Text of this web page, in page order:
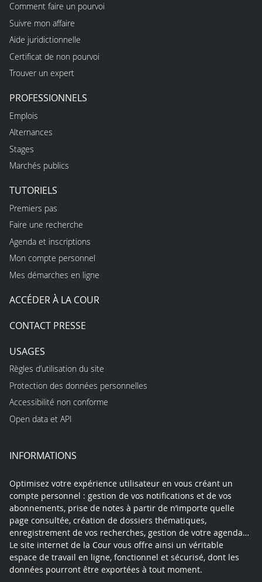
Comment faire un pourvoi
Suivre mon affaire
Aide juridictionnelle
Certificat de non pourvoi
Trouver un expert
PROFESSIONNELS
Emplois
Alternances
Stages
Marchés publics
TUTORIELS
Premiers pas
Faire une recherche
Agenda et inscriptions
Mon compte personnel
Mes démarches en ligne
ACCÉDER À LA COUR
CONTACT PRESSE
USAGES
Règles d’utilisation du site
Protection des données personnelles
Accessibilité non conforme
Open data et API
INFORMATIONS
Optimisez votre expérience utilisateur en vous créant un
compte personnel : gestion de vos notifications et de vos
abonnements, prise de notes à partir de n’importe quelle
page consultée, création de dossiers thématiques,
enregistrement de vos recherches, gestion de votre agenda…
Le site internet de la Cour vous offre ainsi un véritable
espace de travail en ligne, fonctionnel et sécurisé, dont les
données pourront être exportées à tout moment.